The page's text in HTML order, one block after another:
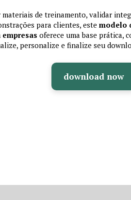
materiais de treinamento, validar
para clientes, este modelo
oferece uma base prática,
personalize e finalize seu
download now